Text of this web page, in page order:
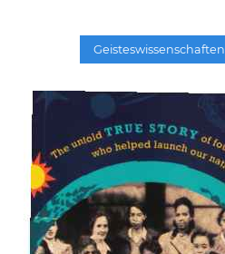
Geisteswissenschaften